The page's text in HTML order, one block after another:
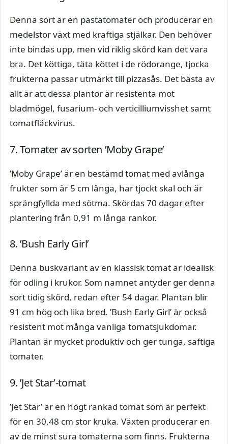
Denna sort är en pastatomater och producerar en
medelstor växt med kraftiga stjälkar. Den behöver
inte bindas upp, men vid riklig skörd kan det vara
bra. Det köttiga, täta köttet i de rödorange, tjocka
frukterna passar utmärkt till pizzasås. Det bästa av
allt är att dessa plantor är resistenta mot
bladmögel, fusarium- och verticilliumvisshet samt
tomatfläckvirus.
7. Tomater av sorten ’Moby Grape’
’Moby Grape’ är en bestämd tomat med avlånga
frukter som är 5 cm långa, har tjockt skal och är
sprängfyllda med sötma. Skördas 70 dagar efter
plantering från 0,91 m långa rankor.
8. ’Bush Early Girl’
Denna buskvariant av en klassisk tomat är idealisk
för odling i krukor. Som namnet antyder ger denna
sort tidig skörd, redan efter 54 dagar. Plantan blir
91 cm hög och lika bred. ’Bush Early Girl’ är också
resistent mot många vanliga tomatsjukdomar.
Plantan är mycket produktiv och ger tunga, saftiga
tomater.
9. ’Jet Star’-tomat
’Jet Star’ är en högt rankad tomat som är perfekt
för en 30,48 cm stor kruka. Växten producerar en
av de minst sura tomaterna som finns. Frukterna